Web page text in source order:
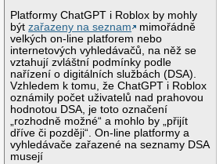
Platformy ChatGPT i Roblox by mohly
býtzařazeny na seznam
mimořádně
velkých on-line platforem nebo
internetových vyhledávačů, na něž se
vztahují zvláštní podmínky podle
nařízení o digitálních službách (DSA).
Vzhledem k tomu, že ChatGPT i Roblox
oznámily počet uživatelů nad prahovou
hodnotou DSA, je toto označení
„rozhodně možné“ a mohlo by „přijít
dříve či později“. On-line platformy a
vyhledávače zařazené na seznamy DSA
musejí